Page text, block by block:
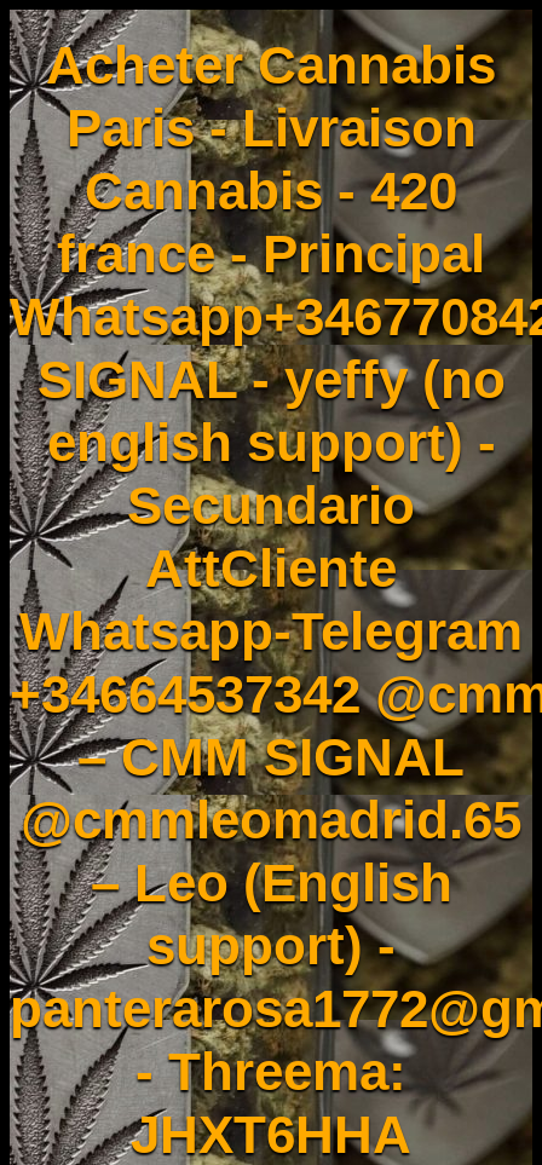
Acheter Cannabis
Paris - Livraison
Cannabis - 420
france - Principal
SIGNAL - yeffy (no
english support) -
Secundario
AttCliente
Whatsapp-Telegram
+34664537342
– CMM SIGNAL
@cmmleomadrid.65
– Leo (English
support) -
- Threema:
JHXT6HHA